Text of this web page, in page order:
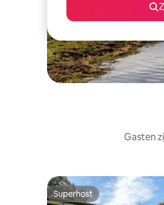
Gasten
Superhost
Superhost